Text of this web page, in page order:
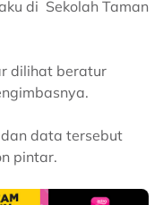
di Sekolah Taman
dilihat beratur
data tersebut
pintar.